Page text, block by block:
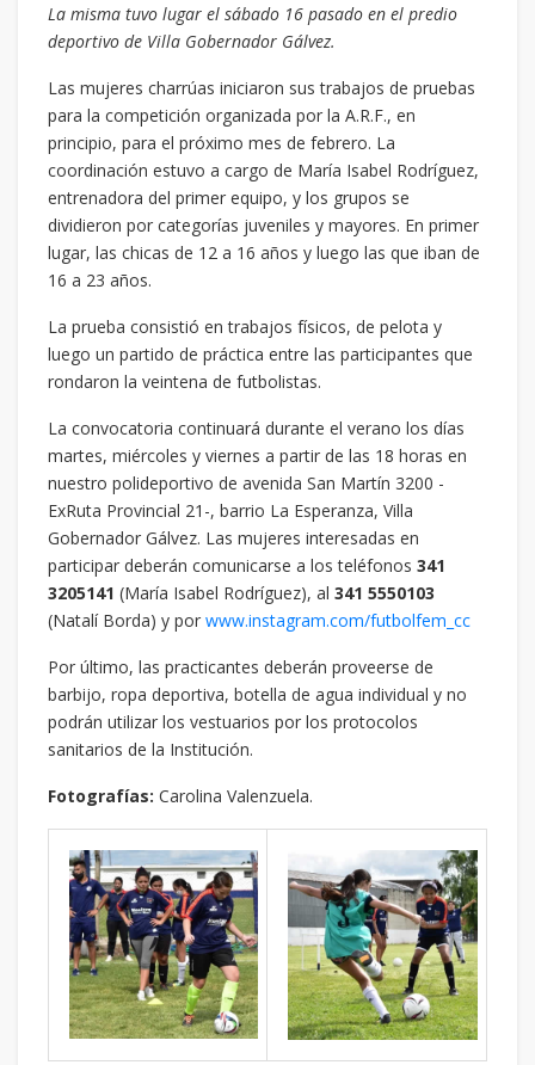
La misma tuvo lugar el sábado 16 pasado en el predio
deportivo de Villa Gobernador Gálvez.
Las mujeres charrúas iniciaron sus trabajos de pruebas
para la competición organizada por la A.R.F., en
principio, para el próximo mes de febrero. La
coordinación estuvo a cargo de María Isabel Rodríguez,
entrenadora del primer equipo, y los grupos se
dividieron por categorías juveniles y mayores. En primer
lugar, las chicas de 12 a 16 años y luego las que iban de
16 a 23 años.
La prueba consistió en trabajos físicos, de pelota y
luego un partido de práctica entre las participantes que
rondaron la veintena de futbolistas.
La convocatoria continuará durante el verano los días
martes, miércoles y viernes a partir de las 18 horas en
nuestro polideportivo de avenida San Martín 3200 -
ExRuta Provincial 21-, barrio La Esperanza, Villa
Gobernador Gálvez. Las mujeres interesadas en
participar deberán comunicarse a los teléfonos 341
3205141 (María Isabel Rodríguez), al 341 5550103
(Natalí Borda) y por www.instagram.com/futbolfem_cc
Por último, las practicantes deberán proveerse de
barbijo, ropa deportiva, botella de agua individual y no
podrán utilizar los vestuarios por los protocolos
sanitarios de la Institución.
Fotografías: Carolina Valenzuela.